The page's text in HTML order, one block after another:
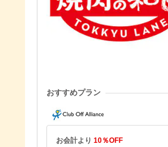
おすすめプラン
お会計より 10％OFF